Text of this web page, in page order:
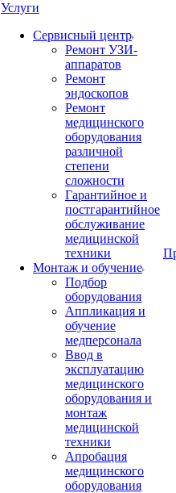
Услуги
Сервисный центр
Ремонт УЗИ-
аппаратов
Ремонт
эндоскопов
Ремонт
медицинского
оборудования
различной
степени
сложности
Гарантийное и
постгарантийное
обслуживание
медицинской
техники
Монтаж и обучение
Подбор
оборудования
Аппликация и
обучение
медперсонала
Ввод в
эксплуатацию
медицинского
оборудования и
монтаж
медицинской
техники
Апробация
медицинского
оборудования